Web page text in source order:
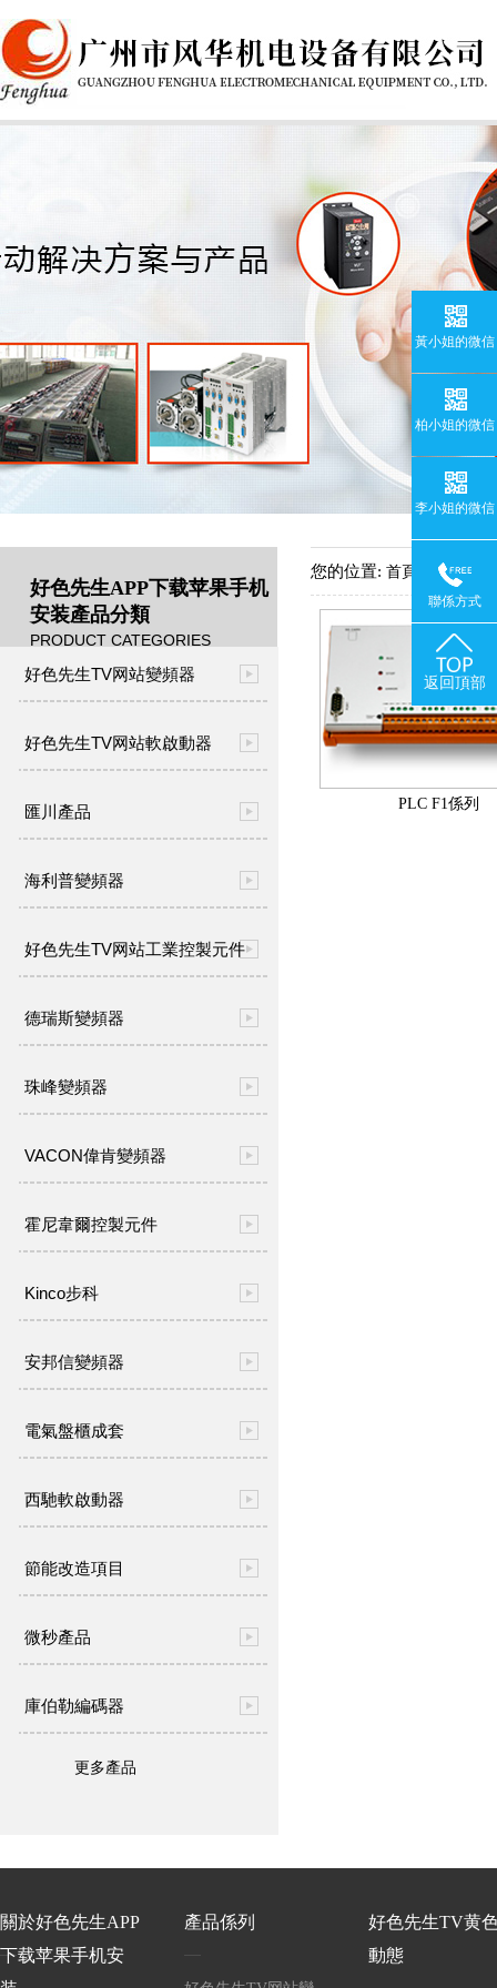
好色先生APP下载苹果手机
安装產品分類
PRODUCT CATEGORIES
好色先生TV网站變頻器
好色先生TV网站軟啟動器
匯川產品
海利普變頻器
好色先生TV网站工業控製元件
德瑞斯變頻器
珠峰變頻器
VACON偉肯變頻器
霍尼韋爾控製元件
Kinco步科
安邦信變頻器
電氣盤櫃成套
西馳軟啟動器
節能改造項目
微秒產品
庫伯勒編碼器
更多產品
您的位置: 首頁 -> 產品中
PLC F1係列
關於好色先生APP
下载苹果手机安
產品係列
好色先生TV黄
動態
黃小姐的微信
柏小姐的微信
李小姐的微信
聯係方式
返回頂部